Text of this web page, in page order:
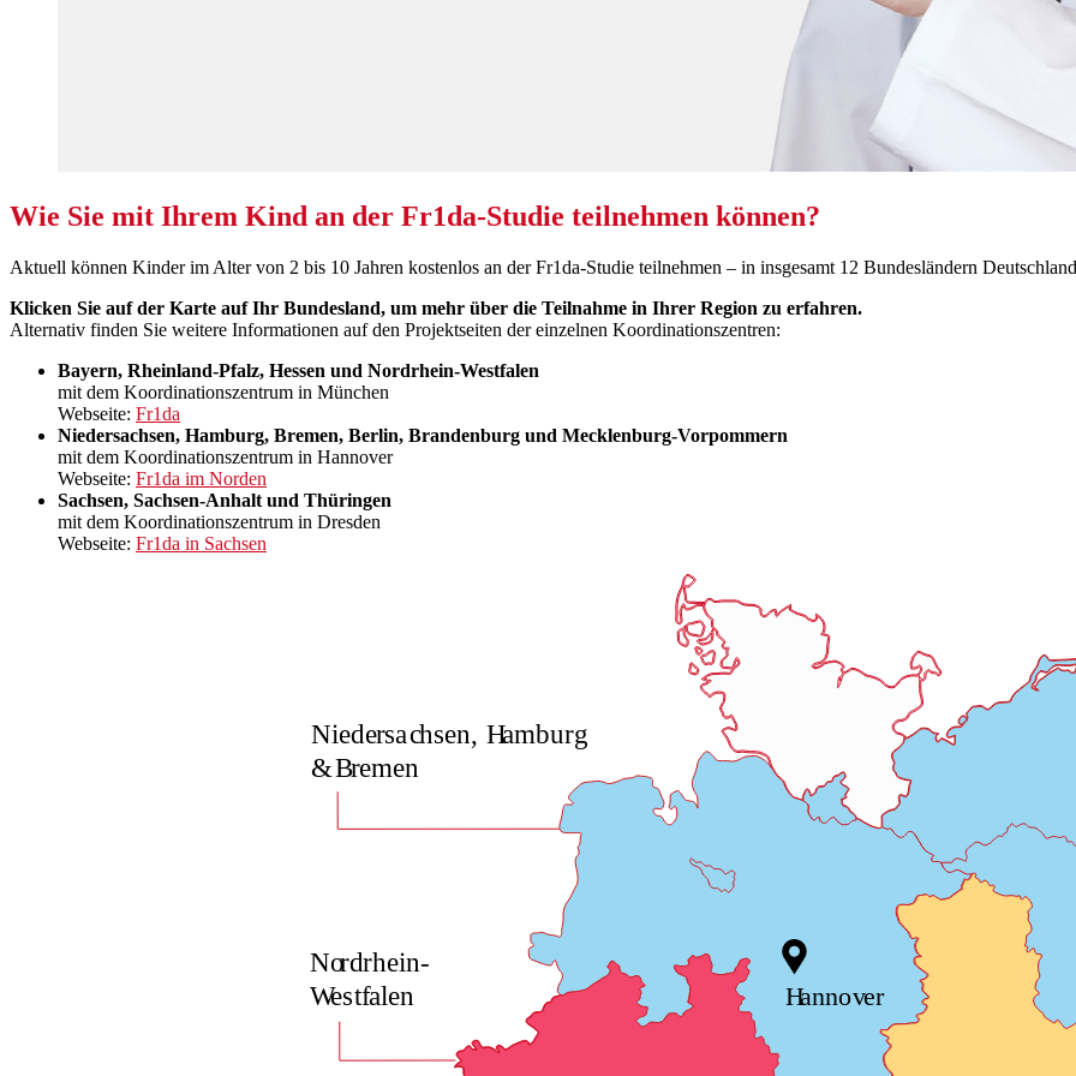
Wie Sie mit Ihrem Kind an der Fr1da-Studie teilnehmen können?
Aktuell können Kinder im Alter von 2 bis 10 Jahren kostenlos an der Fr1da-Studie teilnehmen – in insgesamt 12 Bundesländern
Klicken Sie auf der Karte auf Ihr Bundesland, um mehr über die Teilnahme in Ihrer Region zu erfahren.
Alternativ finden Sie weitere Informationen auf den Projektseiten der einzelnen Koordinationszentren:
Bayern, Rheinland-Pfalz, Hessen und Nordrhein-Westfalen
mit dem Koordinationszentrum in München
Webseite: Fr1da
Niedersachsen, Hamburg, Bremen, Berlin, Brandenburg und Mecklenburg-Vorpommern
mit dem Koordinationszentrum in Hannover
Webseite: Fr1da im Norden
Sachsen, Sachsen-Anhalt und Thüringen
mit dem Koordinationszentrum in Dresden
Webseite: Fr1da in Sachsen
Niedersachsen, Hamburg
&Bremen
Nordrhein-
Westfalen Hannover